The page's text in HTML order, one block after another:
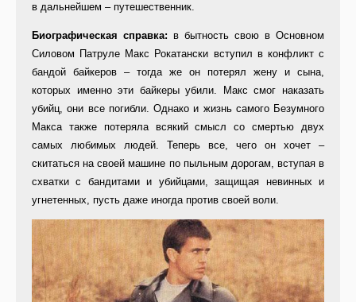
в дальнейшем – путешественник.
Биографическая справка: в бытность свою в Основном
Силовом Патруле Макс Рокатански вступил в конфликт с
бандой байкеров – тогда же он потерял жену и сына,
которых именно эти байкеры убили. Макс смог наказать
убийц, они все погибли. Однако и жизнь самого Безумного
Макса также потеряла всякий смысл со смертью двух
самых любимых людей. Теперь все, чего он хочет –
скитаться на своей машине по пыльным дорогам, вступая в
схватки с бандитами и убийцами, защищая невинных и
угнетенных, пусть даже иногда против своей воли.